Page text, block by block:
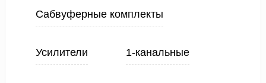
Сабвуферные комплекты
Усилители 1-канальные